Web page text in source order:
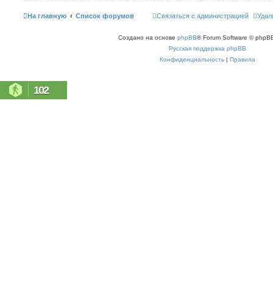
На главную Список форумов Связаться с администрацией
Создано на основе phpBB® Forum Software ©
Русская поддержка phpBB
Конфиденциальность | Правила
102